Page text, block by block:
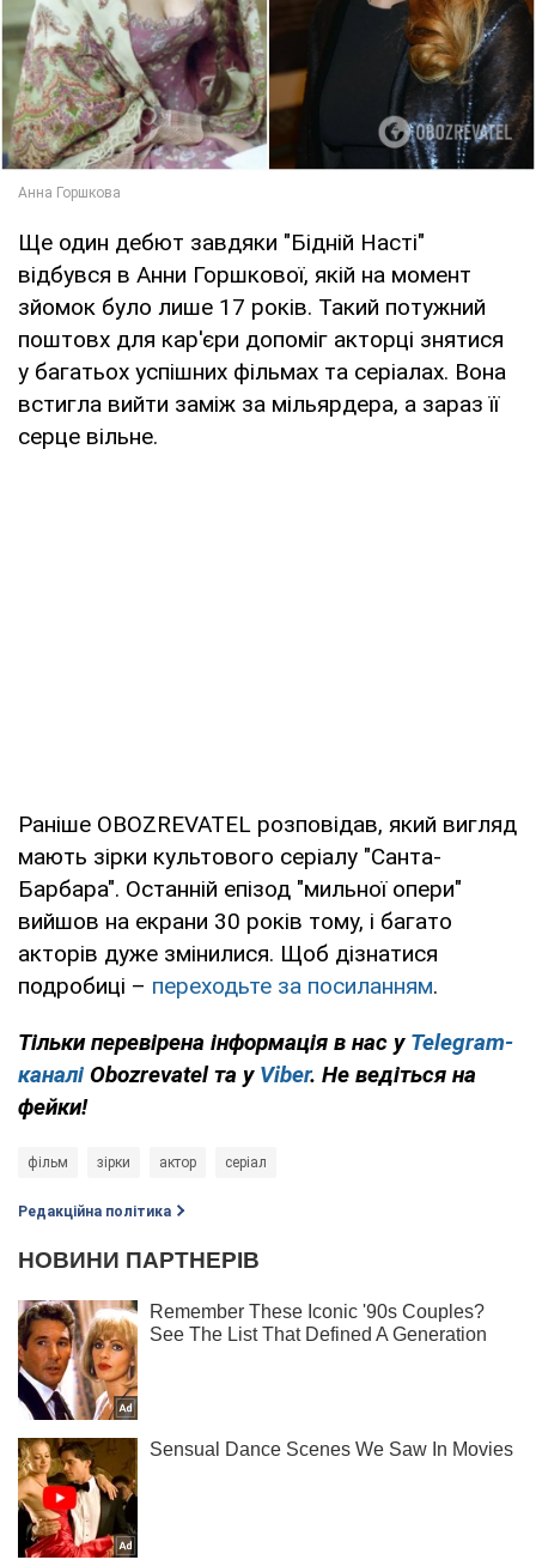
Ще один дебют завдяки "Бідній Насті"
відбувся в Анни Горшкової, якій на момент
зйомок було лише 17 років. Такий потужний
поштовх для кар'єри допоміг акторці знятися
у багатьох успішних фільмах та серіалах. Вона
встигла вийти заміж за мільярдера, а зараз її
серце вільне.
Раніше OBOZREVATEL розповідав, який вигляд
мають зірки культового серіалу "Санта-
Барбара". Останній епізод "мильної опери"
вийшов на екрани 30 років тому, і багато
акторів дуже змінилися. Щоб дізнатися
подробиці – переходьте за посиланням.
Тільки перевірена інформація в нас у Telegram-
каналі Obozrevatel та у Viber. Не ведіться на
фейки!
фільм зірки актор серіал
Редакційна політика